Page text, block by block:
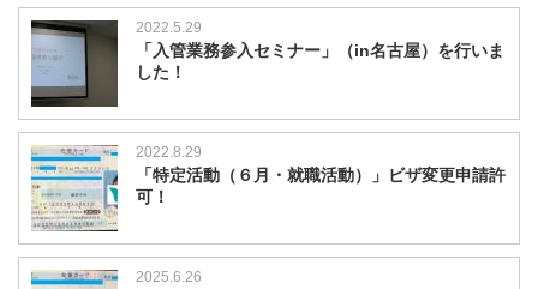
2022.5.29
「入管業務参入セミナー」（in名古屋）を行いま
した！
2022.8.29
「特定活動（６月・就職活動）」ビザ変更申請許
可！
2025.6.26